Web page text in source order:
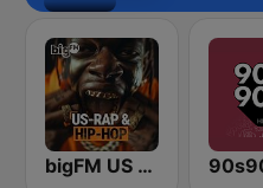
bigFM US Rap & Hip-Hop